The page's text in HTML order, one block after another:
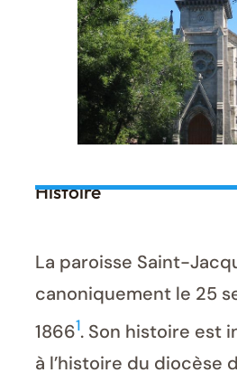
Histoire
La paroisse Saint-
canoniquement le 25
18661. Son histoire est
à l’histoire du diocèse